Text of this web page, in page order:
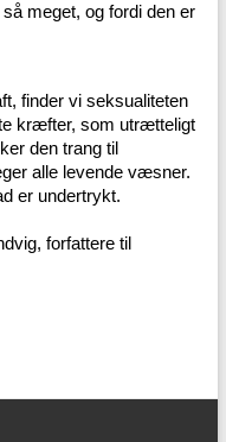
meget, og fordi den er
finder vi seksualiteten
kræfter, som utrætteligt
den trang til
alle levende væsner.
er undertrykt.
forfattere til